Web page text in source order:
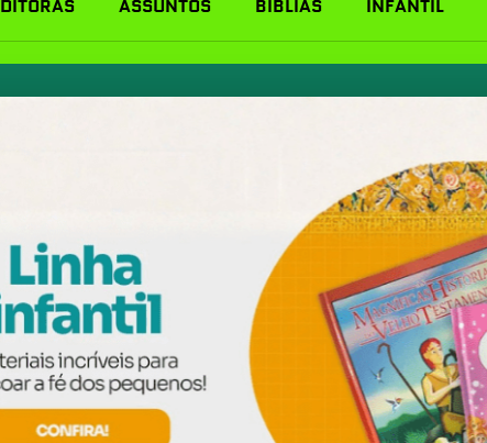
ASSUNTOS BÍBLIAS INFANTIL